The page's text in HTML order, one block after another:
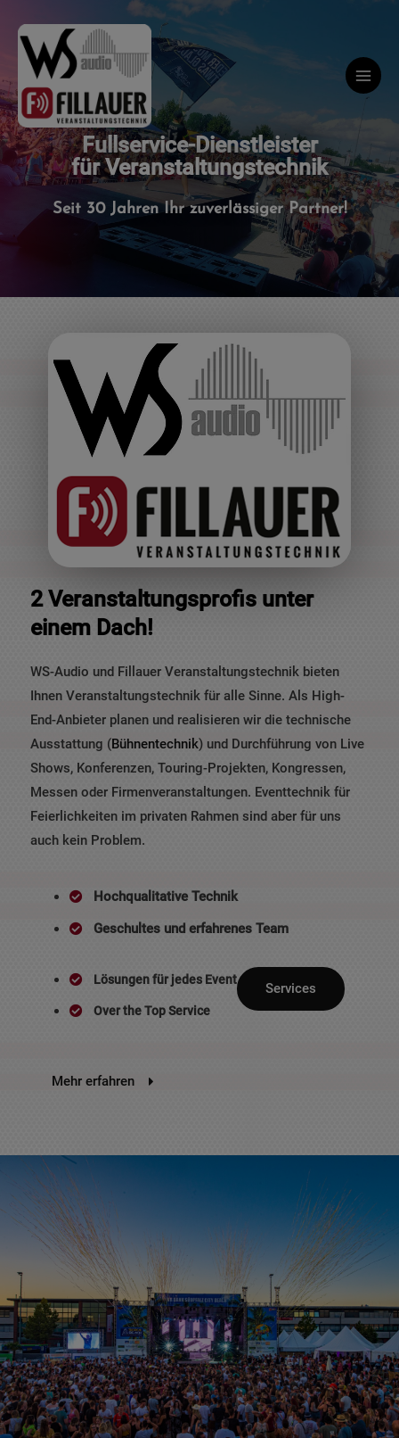
Inhalt
springen
Fullservice-Dienstleister
für Veranstaltungstechnik
Seit 30 Jahren Ihr zuverlässiger Partner!
2 Veranstaltungsprofis unter
einem Dach!
WS-Audio und Fillauer Veranstaltungstechnik bieten
Ihnen Veranstaltungstechnik für alle Sinne. Als High-
End-Anbieter planen und realisieren wir die technische
Ausstattung (Bühnentechnik) und Durchführung von Live
Shows, Konferenzen, Touring-Projekten, Kongressen,
Messen oder Firmenveranstaltungen. Eventtechnik für
Feierlichkeiten im privaten Rahmen sind aber für uns
auch kein Problem.
Hochqualitative Technik
Geschultes und erfahrenes Team
Lösungen für jedes Event
Over the Top Service
Services
Mehr erfahren